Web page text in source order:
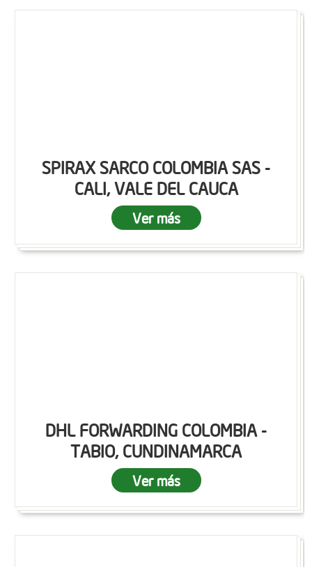
SPIRAX SARCO COLOMBIA SAS -
CALI, VALE DEL CAUCA
Ver más
DHL FORWARDING COLOMBIA -
TABIO, CUNDINAMARCA
Ver más